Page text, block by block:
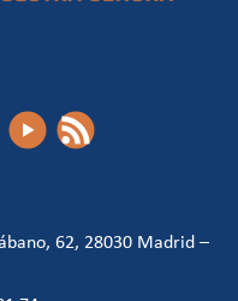
62, 28030 Madrid –